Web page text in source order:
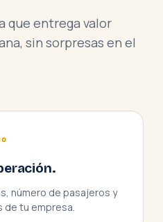
que entrega valor
sin sorpresas en el
número de pasajeros y
tu empresa.